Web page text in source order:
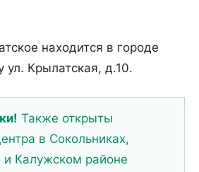
находится в городе
ул. Крылатская, д.10.
Также открыты
в Сокольниках,
и Калужском районе